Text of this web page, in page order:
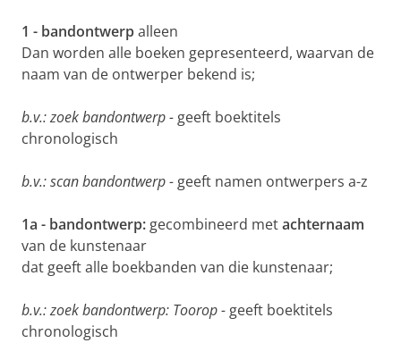
1 - bandontwerpalleen
Dan worden alle boeken gepresenteerd, waarvan de
naam van de ontwerper bekend is;
b.v.: zoek bandontwerp - geeft boektitels
chronologisch
b.v.: scan bandontwerp - geeft namen ontwerpers a-z
1a - bandontwerp: gecombineerd metachternaam
van de kunstenaar
dat geeft alle boekbanden van die kunstenaar;
b.v.: zoek bandontwerp: Toorop - geeft boektitels
chronologisch